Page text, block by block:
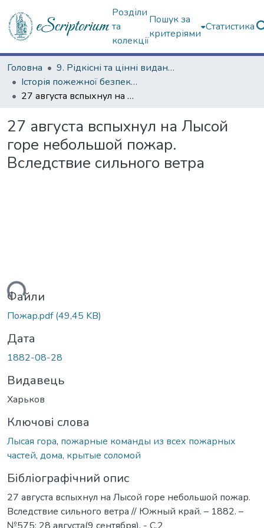
Розділи
та
колекції
Пошук за
критеріями
Статистика
Головна
9. Рідкісні та цінні видання
Історія пожежної безпеки (сторінками періодичних видань)
27 августа вспыхнул на Лысой горе небольшой пожар. Вследствие сильного ветра
27 августа вспыхнул на Лысой
горе небольшой пожар.
Вследствие сильного ветра
Файли
Пожар.pdf(49,45 KB)
Дата
1882-08-28
Видавець
Харьков
Ключові слова
Лысая гора, пожарные команды из всех пожарных
частей, дома, крытые соломой
Бібліографічний опис
27 августа вспыхнул на Лысой горе небольшой пожар.
Вследствие сильного ветра // Южный край. – 1882. –